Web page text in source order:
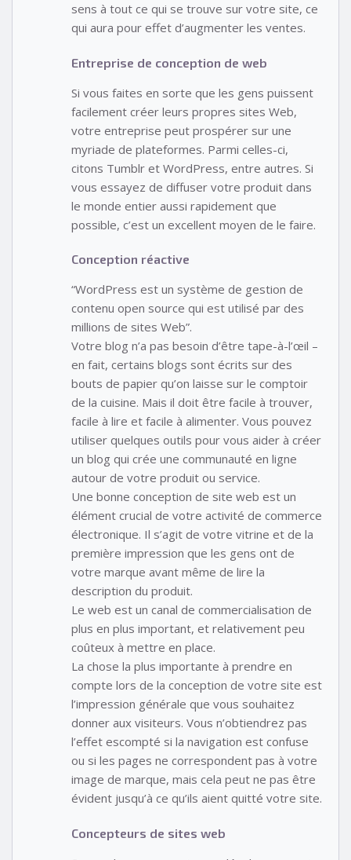
sens à tout ce qui se trouve sur votre site, ce
qui aura pour effet d’augmenter les ventes.
Entreprise de conception de web
Si vous faites en sorte que les gens puissent
facilement créer leurs propres sites Web,
votre entreprise peut prospérer sur une
myriade de plateformes. Parmi celles-ci,
citons Tumblr et WordPress, entre autres. Si
vous essayez de diffuser votre produit dans
le monde entier aussi rapidement que
possible, c’est un excellent moyen de le faire.
Conception réactive
“WordPress est un système de gestion de
contenu open source qui est utilisé par des
millions de sites Web”.
Votre blog n’a pas besoin d’être tape-à-l’œil –
en fait, certains blogs sont écrits sur des
bouts de papier qu’on laisse sur le comptoir
de la cuisine. Mais il doit être facile à trouver,
facile à lire et facile à alimenter. Vous pouvez
utiliser quelques outils pour vous aider à créer
un blog qui crée une communauté en ligne
autour de votre produit ou service.
Une bonne conception de site web est un
élément crucial de votre activité de commerce
électronique. Il s’agit de votre vitrine et de la
première impression que les gens ont de
votre marque avant même de lire la
description du produit.
Le web est un canal de commercialisation de
plus en plus important, et relativement peu
coûteux à mettre en place.
La chose la plus importante à prendre en
compte lors de la conception de votre site est
l’impression générale que vous souhaitez
donner aux visiteurs. Vous n’obtiendrez pas
l’effet escompté si la navigation est confuse
ou si les pages ne correspondent pas à votre
image de marque, mais cela peut ne pas être
évident jusqu’à ce qu’ils aient quitté votre site.
Concepteurs de sites web